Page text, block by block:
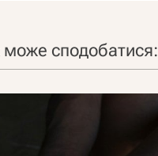
сподобатися: